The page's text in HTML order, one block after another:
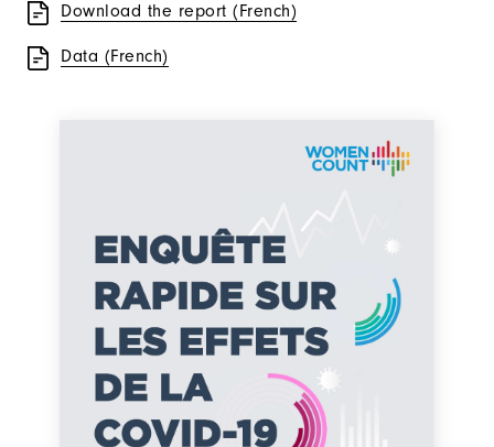
Download the report (French)
Data (French)